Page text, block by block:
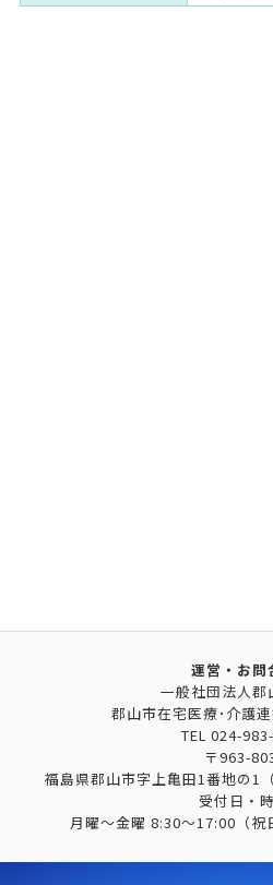
運営・お問
一般社団法人郡
郡山市在宅医療･介護
TEL 024-
〒963-
福島県郡山市字上亀田1番地の1
受付日・
月曜～金曜 8:30～17:00（祝